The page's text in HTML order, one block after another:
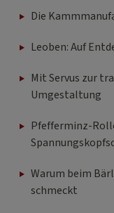
Die
Leoben: Auf
Mit Servus zur
Umgestaltung
Pfefferminz-
Warum beim
schmeckt